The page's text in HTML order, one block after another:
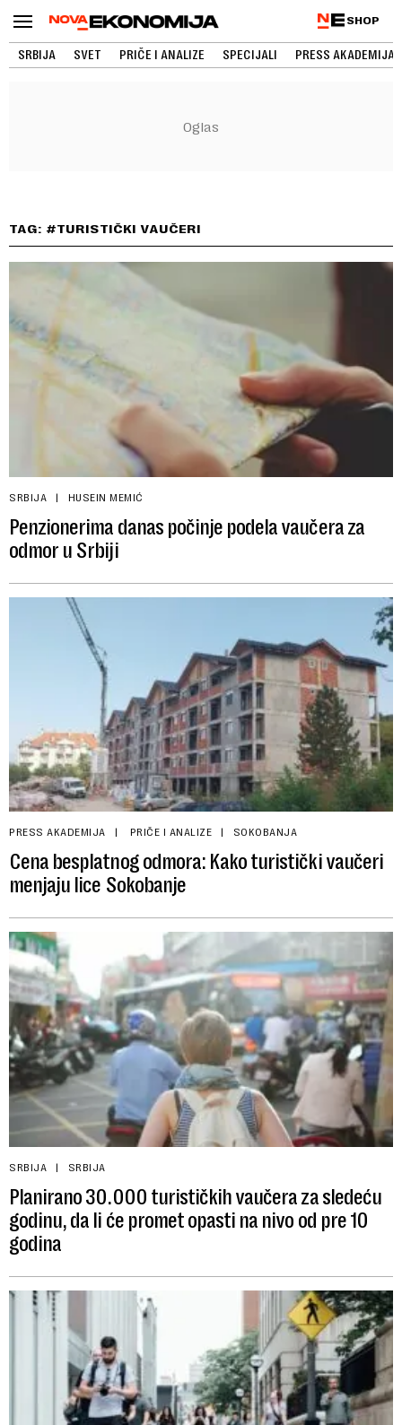
SHOP
SRBIJA SVET PRIČE I ANALIZE SPECIJALI PRESS AKADEMIJA
TAG: #TURISTIČKI VAUČERI
SRBIJA HUSEIN MEMIĆ
Penzionerima danas počinje podela vaučera za
odmor u Srbiji
PRESS AKADEMIJA PRIČE I ANALIZE SOKOBANJA
Cena besplatnog odmora: Kako turistički vaučeri
menjaju lice Sokobanje
SRBIJA SRBIJA
Planirano 30.000 turističkih vaučera za sledeću
godinu, da li će promet opasti na nivo od pre 10
godina